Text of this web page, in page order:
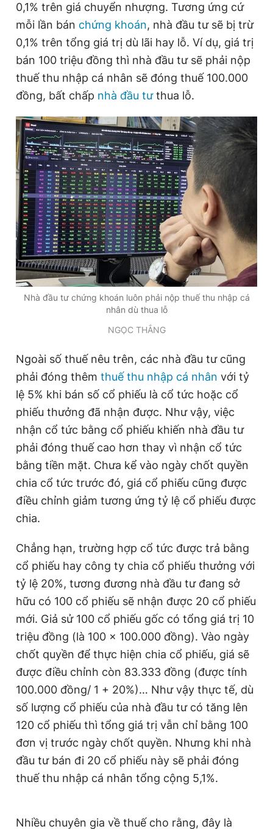
Đọc Thanh Niên trên điện thoại
Theo dõi báo trên
Hotline
0906 645 777
Liên hệ quảng cáo
0908 780 404
Đặt báo Quảng cáo RSS Tòa soạn Chính sách bảo
Tổng biên tập: Nguyễn Ngọc Toàn
Phó tổng biên tập thường trực: Hải Thành
Phó tổng biên tập: Lâm Hiếu Dũng
Phó tổng biên tập: Trần Việt Hưng
Tổng thư ký tòa soạn: Đức Trung
Giấy phép xuất bản số 110/GP - BTTTT cấp ngày 24.3.2020
© 2003-2026 Bản quyền thuộc về Báo Thanh Niên. Cấm sao
chép dưới mọi hình thức nếu không có sự chấp thuận bằng văn
bản. Phát triển bởi ePi Technologies, JSC.
0,1% trên giá chuyển nhượng. Tương ứng cứ
mỗi lần bán chứng khoán, nhà đầu tư sẽ bị trừ
0,1% trên tổng giá trị dù lãi hay lỗ. Ví dụ, giá trị
bán 100 triệu đồng thì nhà đầu tư sẽ phải nộp
thuế thu nhập cá nhân sẽ đóng thuế 100.000
đồng, bất chấp nhà đầu tưthua lỗ.
Nhà đầu tư chứng khoán luôn phải nộp thuế thu nhập cá
nhân dù thua lỗ
NGỌC THẮNG
Ngoài số thuế nêu trên, các nhà đầu tư cũng
phải đóng thêm thuế thu nhập cá nhân với tỷ
lệ 5% khi bán số cổ phiếu là cổ tức hoặc cổ
phiếu thưởng đã nhận được. Như vậy, việc
nhận cổ tức bằng cổ phiếu khiến nhà đầu tư
phải đóng thuế cao hơn thay vì nhận cổ tức
bằng tiền mặt. Chưa kể vào ngày chốt quyền
chia cổ tức trước đó, giá cổ phiếu cũng được
điều chỉnh giảm tương ứng tỷ lệ cổ phiếu được
chia.
Chẳng hạn, trường hợp cổ tức được trả bằng
cổ phiếu hay công ty chia cổ phiếu thưởng với
tỷ lệ 20%, tương đương nhà đầu tư đang sở
hữu có 100 cổ phiếu sẽ nhận được 20 cổ phiếu
mới. Giả sử 100 cổ phiếu gốc có tổng giá trị 10
triệu đồng (là 100 x 100.000 đồng). Vào ngày
chốt quyền để thực hiện chia cổ phiếu, giá sẽ
được điều chỉnh còn 83.333 đồng (được tính
100.000 đồng/ 1 + 20%)… Như vậy thực tế, dù
số lượng cổ phiếu của nhà đầu tư có tăng lên
120 cổ phiếu thì tổng giá trị vẫn chỉ bằng 100
đơn vị trước ngày chốt quyền. Nhưng khi nhà
đầu tư bán đi 20 cổ phiếu này sẽ phải đóng
thuế thu nhập cá nhân tổng cộng 5,1%.
Nhiều chuyên gia về thuế cho rằng, đây là